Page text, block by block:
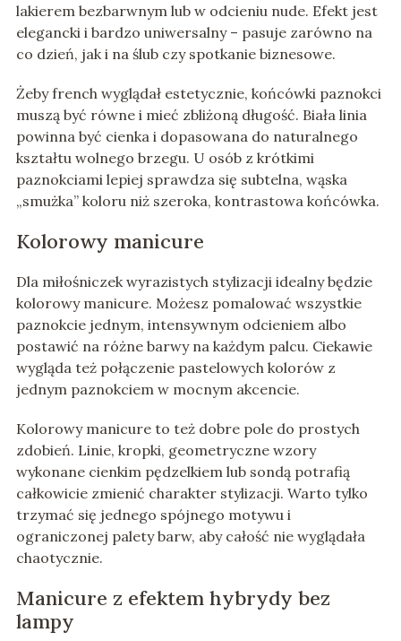
lakierem bezbarwnym lub w odcieniu nude. Efekt jest
elegancki i bardzo uniwersalny – pasuje zarówno na
co dzień, jak i na ślub czy spotkanie biznesowe.
Żeby french wyglądał estetycznie, końcówki paznokci
muszą być równe i mieć zbliżoną długość. Biała linia
powinna być cienka i dopasowana do naturalnego
kształtu wolnego brzegu. U osób z krótkimi
paznokciami lepiej sprawdza się subtelna, wąska
„smużka” koloru niż szeroka, kontrastowa końcówka.
Kolorowy manicure
Dla miłośniczek wyrazistych stylizacji idealny będzie
kolorowy manicure. Możesz pomalować wszystkie
paznokcie jednym, intensywnym odcieniem albo
postawić na różne barwy na każdym palcu. Ciekawie
wygląda też połączenie pastelowych kolorów z
jednym paznokciem w mocnym akcencie.
Kolorowy manicure to też dobre pole do prostych
zdobień. Linie, kropki, geometryczne wzory
wykonane cienkim pędzelkiem lub sondą potrafią
całkowicie zmienić charakter stylizacji. Warto tylko
trzymać się jednego spójnego motywu i
ograniczonej palety barw, aby całość nie wyglądała
chaotycznie.
Manicure z efektem hybrydy bez
lampy